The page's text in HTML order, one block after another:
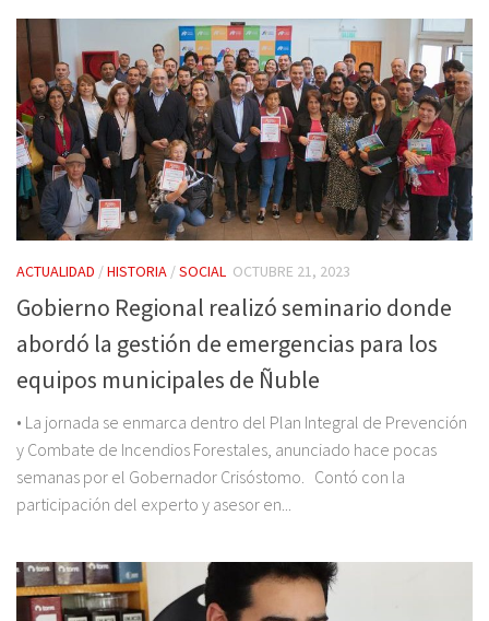
ACTUALIDAD /HISTORIA /SOCIAL OCTUBRE 21, 2023
Gobierno Regional realizó seminario donde
abordó la gestión de emergencias para los
equipos municipales de Ñuble
• La jornada se enmarca dentro del Plan Integral de Prevención
y Combate de Incendios Forestales, anunciado hace pocas
semanas por el Gobernador Crisóstomo. Contó con la
participación del experto y asesor en...